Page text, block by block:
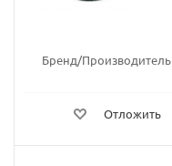
Бренд/Производитель
Отложить